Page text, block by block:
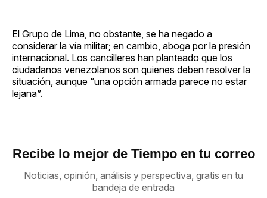
El Grupo de Lima, no obstante, se ha negado a
considerar la vía militar; en cambio, aboga por la presión
internacional. Los cancilleres han planteado que los
ciudadanos venezolanos son quienes deben resolver la
situación, aunque “una opción armada parece no estar
lejana”.
Recibe lo mejor de Tiempo en tu correo
Noticias, opinión, análisis y perspectiva, gratis en tu
bandeja de entrada